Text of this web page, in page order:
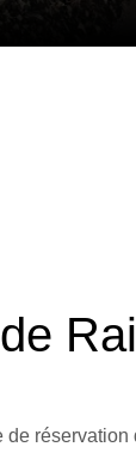
de